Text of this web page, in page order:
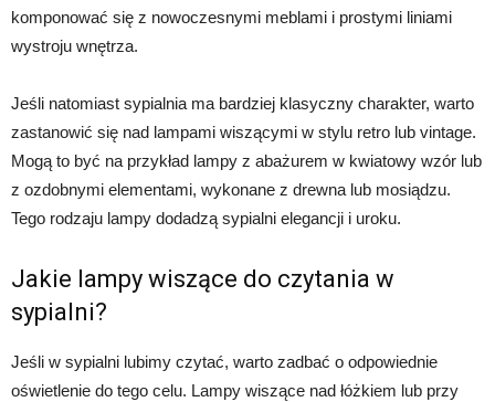
komponować się z nowoczesnymi meblami i prostymi liniami
wystroju wnętrza.
Jeśli natomiast sypialnia ma bardziej klasyczny charakter, warto
zastanowić się nad lampami wiszącymi w stylu retro lub vintage.
Mogą to być na przykład lampy z abażurem w kwiatowy wzór lub
z ozdobnymi elementami, wykonane z drewna lub mosiądzu.
Tego rodzaju lampy dodadzą sypialni elegancji i uroku.
Jakie lampy wiszące do czytania w
sypialni?
Jeśli w sypialni lubimy czytać, warto zadbać o odpowiednie
oświetlenie do tego celu. Lampy wiszące nad łóżkiem lub przy